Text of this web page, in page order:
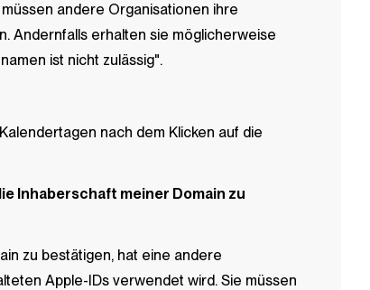
andere Organisationen ihre
Andernfalls erhalten sie möglicherweise
ist nicht zulässig".
nach dem Klicken auf die
Inhaberschaft meiner Domain zu
zu bestätigen, hat eine andere
Apple-IDs verwendet wird. Sie müssen